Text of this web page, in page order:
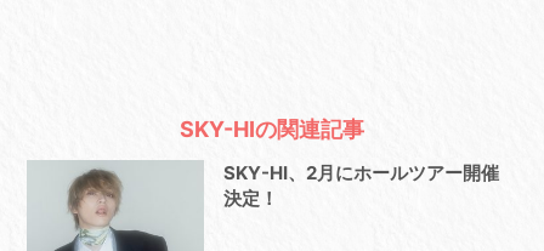
SKY-HIの関連記事
SKY-HI、2月にホールツアー開催
決定！